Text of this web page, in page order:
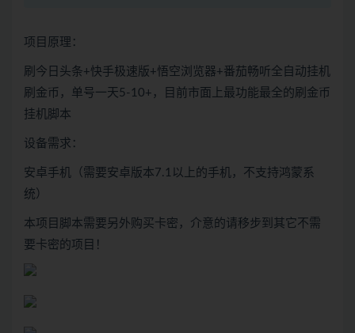
项目原理：
刷今日头条+快手极速版+悟空浏览器+番茄畅听全自动挂机
刷金币，单号一天5-10+，目前市面上最功能最全的刷金币
挂机脚本
设备需求：
安卓手机（需要安卓版本7.1以上的手机，不支持鸿蒙系
统）
本项目脚本需要另外购买卡密，介意的请移步到其它不需
要卡密的项目！